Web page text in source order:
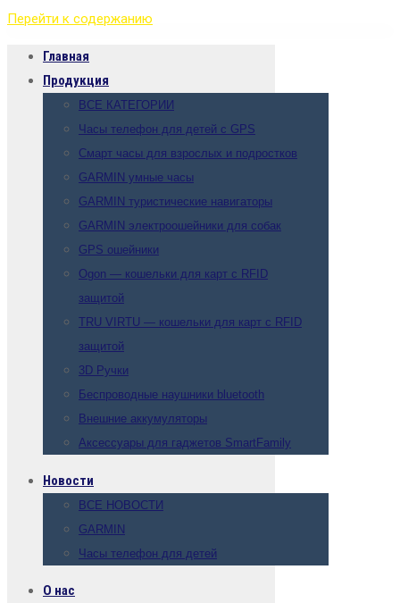
Перейти к содержанию
Главная
Продукция
ВСЕ КАТЕГОРИИ
Часы телефон для детей с GPS
Смарт часы для взрослых и подростков
GARMIN умные часы
GARMIN туристические навигаторы
GARMIN электроошейники для собак
GPS ошейники
Ogon — кошельки для карт с RFID
защитой
TRU VIRTU — кошельки для карт с RFID
защитой
3D Ручки
Беспроводные наушники bluetooth
Внешние аккумуляторы
Аксессуары для гаджетов SmartFamily
Новости
ВСЕ НОВОСТИ
GARMIN
Часы телефон для детей
О нас